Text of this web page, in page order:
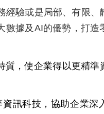
經驗或是局部、有限、
數據及 AI的優勢，打造
，使企業得以更精準
資訊科技，協助企業深